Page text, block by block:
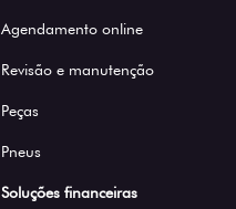
Agendamento online
Revisão e manutenção
Peças
Pneus
Soluções financeiras